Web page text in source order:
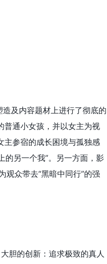
及内容题材上进行了彻底的
普通小女孩，并以女主为视
主参宿的成长困境与孤独感
的另一个我”。另一方面，影
观众带去“黑暗中同行”的强
胆的创新：追求极致的真人